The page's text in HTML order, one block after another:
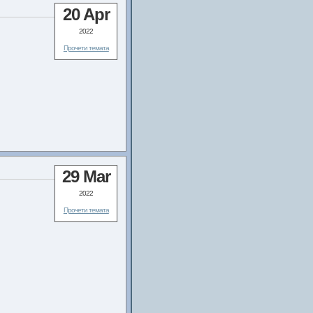
20 Apr
2022
Прочети темата
29 Mar
2022
Прочети темата